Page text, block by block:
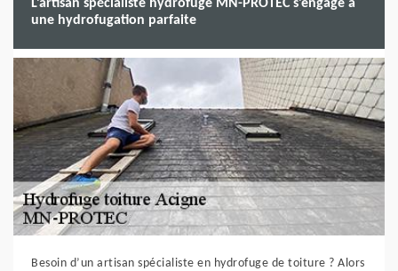
L’artisan spécialiste hydrofuge MN-PROTEC s’engage à
une hydrofugation parfaite
Besoin d’un artisan spécialiste en hydrofuge de toiture ? Alors